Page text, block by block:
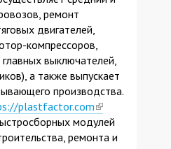
ремонт
двигателей,
компрессоров,
выключателей,
а также выпускает
производства.
plastfactor.com(link
is
external)
модулей
ремонта и